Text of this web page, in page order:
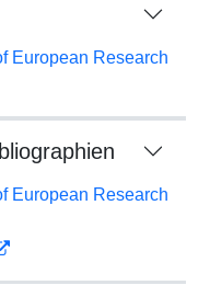
European Research
European Research